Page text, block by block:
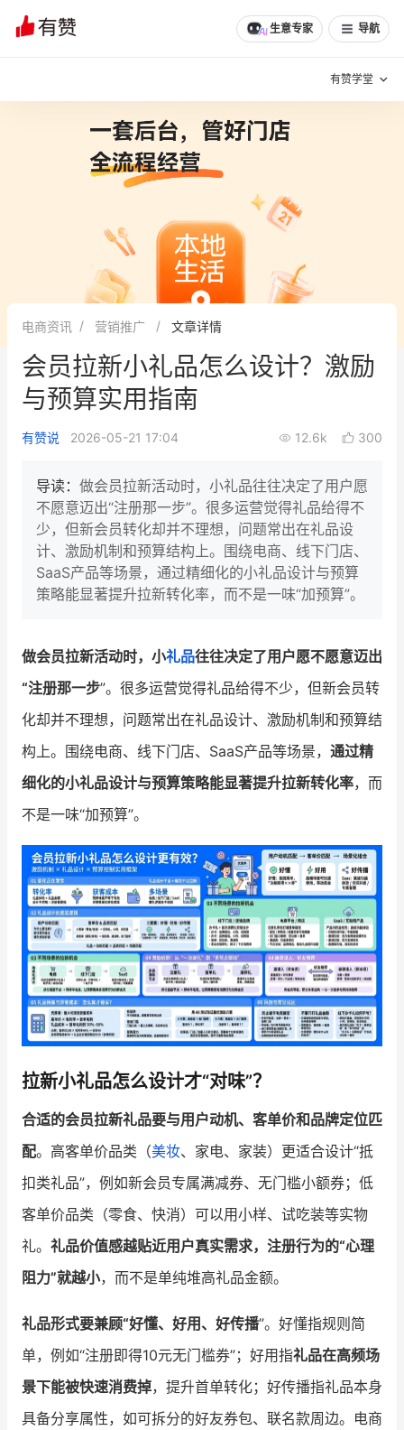
生意专家 导航
有赞学堂
增长方法
有赞专家说
新零售最佳实践
面对面聊增长
新零售大会
增长产品指南
智库 产品场景库
产品更新动态 帮助中心
品牌消费观
新零售资讯
培训课程
增长俱乐部
增长俱乐部 有赞商盟
商家社区 社群交流
合作共进
入驻有赞 认证代理商
文章 问诊 分享
电商资讯 营销推广 文章详情
会员拉新小礼品怎么设计？激励
与预算实用指南
有赞说 2026-05-21 17:04 12.6k 300
导读： 做会员拉新活动时，小礼品往往决定了用户愿
不愿意迈出“注册那一步”。很多运营觉得礼品给得不
少，但新会员转化却并不理想，问题常出在礼品设
计、激励机制和预算结构上。围绕电商、线下门店、
SaaS产品等场景，通过精细化的小礼品设计与预算
策略能显著提升拉新转化率，而不是一味“加预算”。
做会员拉新活动时，小礼品往往决定了用户愿不愿意迈出
“注册那一步”。很多运营觉得礼品给得不少，但新会员转
化却并不理想，问题常出在礼品设计、激励机制和预算结
构上。围绕电商、线下门店、SaaS产品等场景， 通过精
细化的小礼品设计与预算策略能显著提升拉新转化率，而
不是一味“加预算”。
拉新小礼品怎么设计才“对味”？
合适的会员拉新礼品要与用户动机、客单价和品牌定位匹
配。高客单价品类（美妆、家电、家装）更适合设计“抵
扣类礼品”，例如新会员专属满减券、无门槛小额券；低
客单价品类（零食、快消）可以用小样、试吃装等实物
礼。 礼品价值感越贴近用户真实需求，注册行为的“心理
阻力”就越小，而不是单纯堆高礼品金额。
礼品形式要兼顾“好懂、好用、好传播”。好懂指规则简
单，例如“注册即得10元无门槛券”；好用指礼品在高频场
景下能被快速消费掉，提升首单转化；好传播指礼品本身
具备分享属性，如可拆分的好友券包、联名款周边。电商